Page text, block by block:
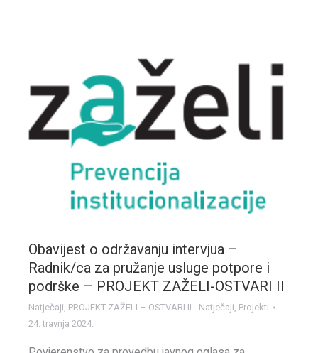
Obavijest o održavanju intervjua –
Radnik/ca za pružanje usluge potpore i
podrške – PROJEKT ZAŽELI-OSTVARI II
Natječaji, PROJEKT ZAŽELI – OSTVARI II - Natječaji, Projekti
24. travnja 2024.